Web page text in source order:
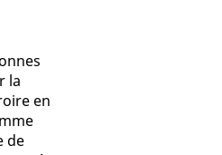
la
en
de